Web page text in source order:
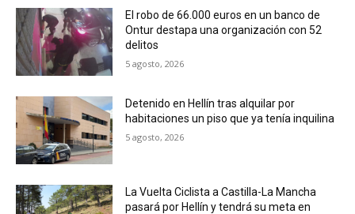
El robo de 66.000 euros en un banco de
Ontur destapa una organización con 52
delitos
5 agosto, 2026
Detenido en Hellín tras alquilar por
habitaciones un piso que ya tenía inquilina
5 agosto, 2026
La Vuelta Ciclista a Castilla-La Mancha
pasará por Hellín y tendrá su meta en